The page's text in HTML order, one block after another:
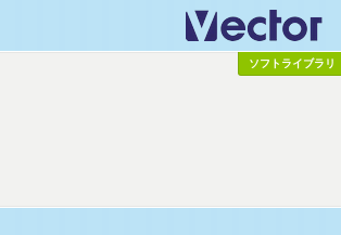
ソフトライブラリ